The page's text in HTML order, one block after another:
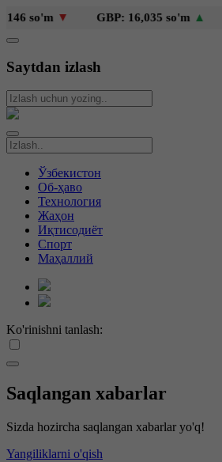
so'm▼ GBP: 16,035 so'm▲
Saytdan izlash
Ўзбекистон
Об-ҳаво
Технология
Жаҳон
Иқтисодиёт
Спорт
Маҳаллий
Ko'rinishni tanlash:
Saqlangan xabarlar
Sizda hozircha saqlangan xabarlar yo'q!
Yangiliklarni o'qish